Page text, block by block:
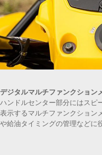
デジタルマルチファンクション
ハンドルセンター部分にはスピ
表示するマルチファンクション
や給油タイミングの管理などに